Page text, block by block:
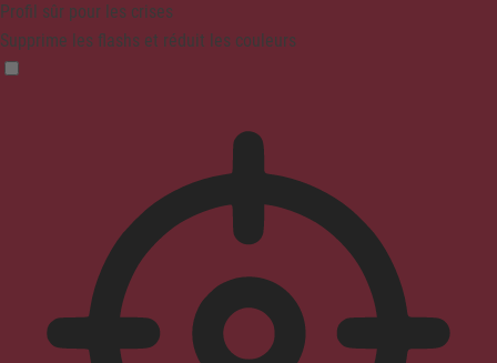
Profil sûr pour les crises
Supprime les flashs et réduit les couleurs